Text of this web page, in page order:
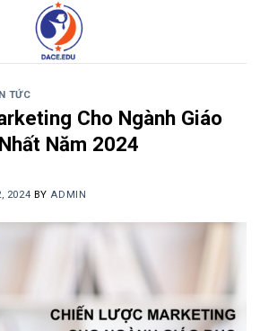
TỨC
Cho Ngành Giáo
Năm 2024
2024 BY ADMIN